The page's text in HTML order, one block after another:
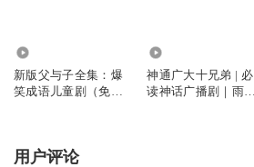
新版父与子全集：爆
笑成语儿童剧（免费
神通广大十兄弟 | 必
读神话广播剧｜雨滴
用户评论